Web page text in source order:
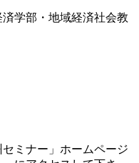
学部・地域経済社会教
セミナー」ホームページ